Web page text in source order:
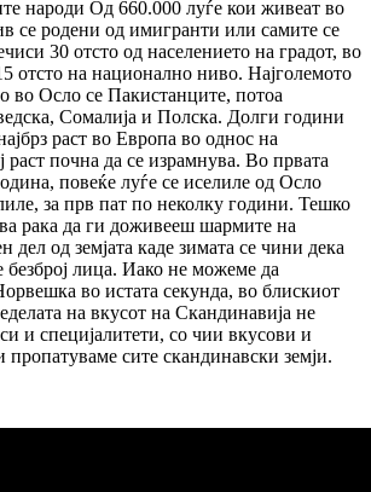
народи Од 660.000 луѓе кои живеат во
се родени од имигранти или самите се
30 отсто од населението на градот, во
отсто на национално ниво. Најголемото
во Осло се Пакистанците, потоа
Сомалија и Полска. Долги години
раст во Европа во однос на
раст почна да се израмнува. Во првата
повеќе луѓе се иселиле од Осло
за прв пат по неколку години. Тешко
рака да ги доживееш шармите на
дел од земјата каде зимата се чини дека
безброј лица. Иако не можеме да
во истата секунда, во блискиот
на вкусот на Скандинавија не
и специјалитети, со чии вкусови и
сите скандинавски земји.